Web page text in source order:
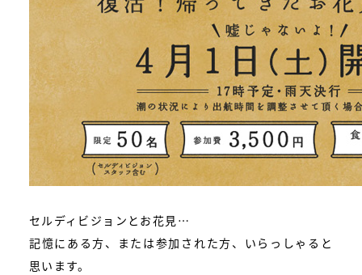
セルディビジョンとお花見…
記憶にある方、または参加された方、いらっしゃると
思います。